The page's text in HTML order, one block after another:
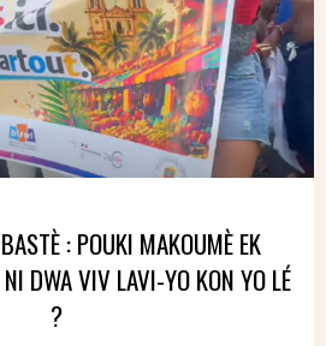
: POUKI MAKOUMÈ EK
DWA VIV LAVI-YO KON YO LÉ
?